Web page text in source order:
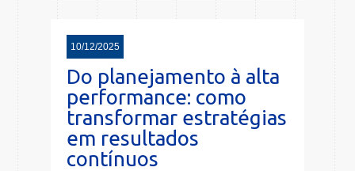
10/12/2025
Do planejamento à alta
performance: como
transformar estratégias
em resultados
contínuos